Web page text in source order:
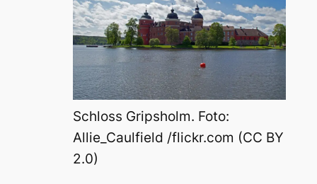
Schloss Gripsholm. Foto:
Allie_Caulfield /flickr.com (CC BY
2.0)